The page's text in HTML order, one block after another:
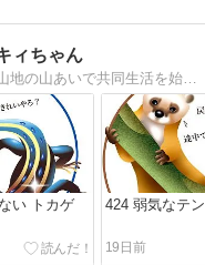
ィちゃん
おばあちゃん2人とキジ猫1匹が中国山地の山あいで共同生活を始めました。 山の動物たち、清流、四季の移ろい…。不慣れも不便も楽しみながらの日々を淡々とつづります。
い トカゲ 424 弱気なテン
19日前